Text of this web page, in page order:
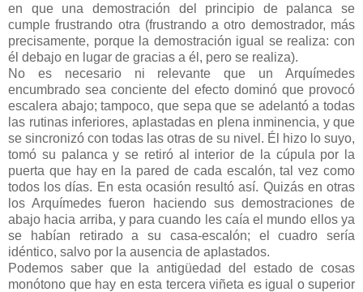
en que una demostración del principio de palanca se
cumple frustrando otra (frustrando a otro demostrador, más
precisamente, porque la demostración igual se realiza: con
él debajo en lugar de gracias a él, pero se realiza).
No es necesario ni relevante que un Arquímedes
encumbrado sea conciente del efecto dominó que provocó
escalera abajo; tampoco, que sepa que se adelantó a todas
las rutinas inferiores, aplastadas en plena inminencia, y que
se sincronizó con todas las otras de su nivel. Él hizo lo suyo,
tomó su palanca y se retiró al interior de la cúpula por la
puerta que hay en la pared de cada escalón, tal vez como
todos los días. En esta ocasión resultó así. Quizás en otras
los Arquímedes fueron haciendo sus demostraciones de
abajo hacia arriba, y para cuando les caía el mundo ellos ya
se habían retirado a su casa-escalón; el cuadro sería
idéntico, salvo por la ausencia de aplastados.
Podemos saber que la antigüedad del estado de cosas
monótono que hay en esta tercera viñeta es igual o superior